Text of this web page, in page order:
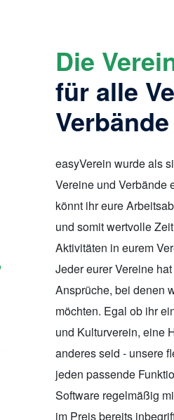
Die
für alle
Verbände
easyVerein wurde als
Vereine und Verbände
könnt ihr eure
und somit wertvolle
Aktivitäten in eurem
Jeder eurer Vereine
Ansprüche, bei denen
möchten. Egal ob ihr
und Kulturverein, eine
anderes seid - unsere
jeden passende
Software regelmäßig
im Preis bereits